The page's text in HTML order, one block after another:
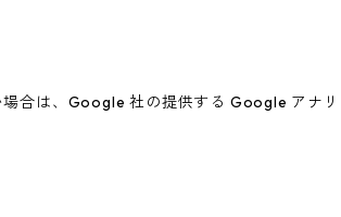
合は、Google 社の提供する Google アナ